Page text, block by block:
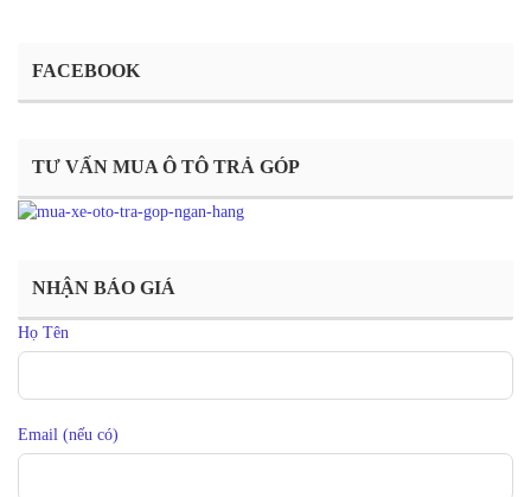
FACEBOOK
TƯ VẤN MUA Ô TÔ TRẢ GÓP
NHẬN BÁO GIÁ
Họ Tên
Email (nếu có)